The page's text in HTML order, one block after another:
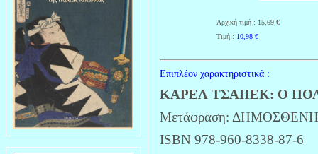
Αρχική τιμή : 15,69 €
Τιμή : 10,98 €
Επιπλέον χαρακτηριστικά :
ΚΑΡΕΛ ΤΣΑΠΕΚ: Ο
Μετάφραση:
ISBN 978-960-8338-87-6